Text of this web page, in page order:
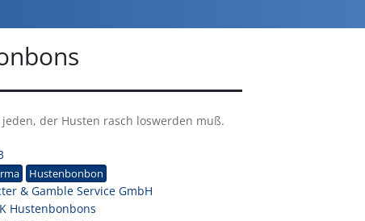
jeden, der Husten rasch loswerden muß.
Hustenbonbon
& Gamble Service GmbH
Hustenbonbons